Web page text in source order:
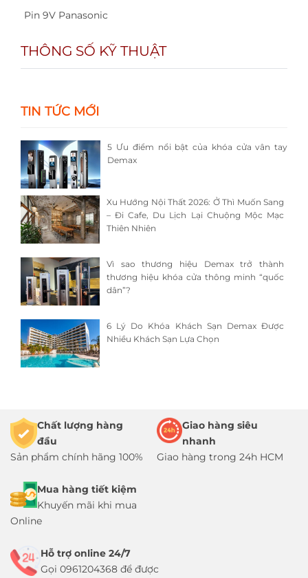
Pin 9V Panasonic
THÔNG SỐ KỸ THUẬT
TIN TỨC MỚI
5 Ưu điểm nổi bật của khóa cửa vân tay
Demax
Xu Hướng Nội Thất 2026: Ở Thì Muốn Sang
– Đi Cafe, Du Lịch Lại Chuộng Mộc Mạc
Thiên Nhiên
Vì sao thương hiệu Demax trở thành
thương hiệu khóa cửa thông minh “quốc
dân”?
6 Lý Do Khóa Khách Sạn Demax Được
Nhiều Khách Sạn Lựa Chọn
Chất lượng hàng
đầu
Sản phẩm chính hãng 100%
Giao hàng siêu
nhanh
Giao hàng trong 24h HCM
Mua hàng tiết kiệm
Khuyến mãi khi mua
Online
Hỗ trợ online 24/7
Gọi 0961204368 để được